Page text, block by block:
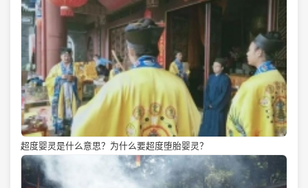
超度婴灵是什么意思？为什么要超度堕胎婴灵？